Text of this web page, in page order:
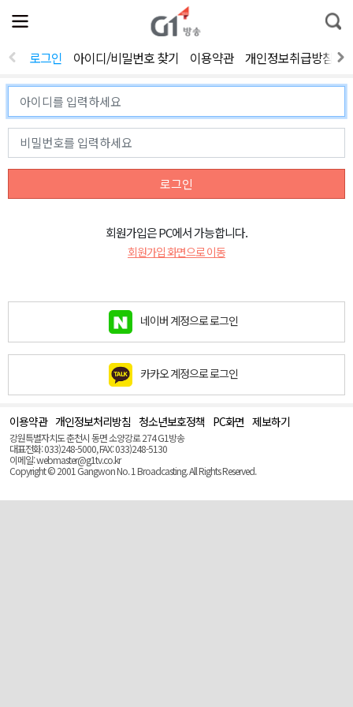
전
체
뉴
열
통
합
색
로그인 아이디/비밀번호 찾기 이용약관 개인정보취급방침
로그인
회원가입은 PC에서 가능합니다.
회원가입 화면으로 이동
네이버 계정으로 로그인
카카오 계정으로 로그인
이용약관 개인정보처리방침 청소년보호정책 PC화면 제보하기
강원특별자치도 춘천시 동면 소양강로 274 G1방송
대표전화: 033)248-5000, FAX: 033)248-5130
이메일: webmaster@g1tv.co.kr
Copyright © 2001 Gangwon No. 1 Broadcasting. All Rights Reserved.